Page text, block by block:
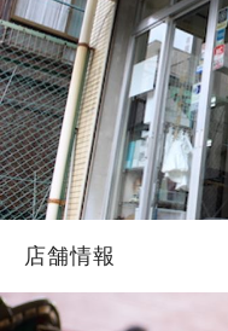
店舗情報